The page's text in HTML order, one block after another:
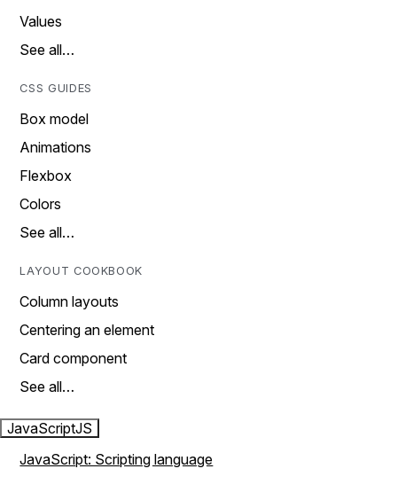
Values
See all…
CSS GUIDES
Box model
Animations
Flexbox
Colors
See all…
LAYOUT COOKBOOK
Column layouts
Centering an element
Card component
See all…
JavaScriptJS
JavaScript: Scripting language